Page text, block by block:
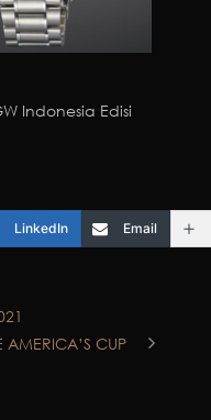
Indonesia Edisi
LinkedIn Email
CUP